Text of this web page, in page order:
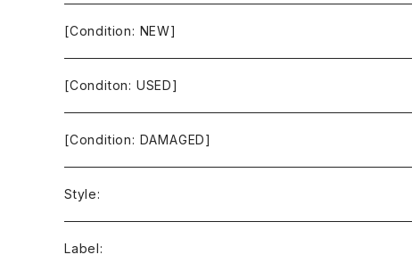
[Condition: NEW]
[Conditon: USED]
[Condition: DAMAGED]
Style:
Ambient / Drone / Ritual
Label: